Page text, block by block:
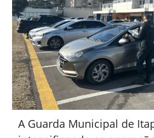
A Guarda Municipal de